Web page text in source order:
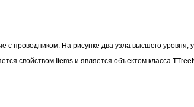
с проводником. На рисунке два узла высшего уровня,
свойством Items и является объектом класса